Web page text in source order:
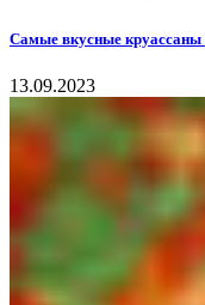
Самые вкусные круассаны
13.09.2023